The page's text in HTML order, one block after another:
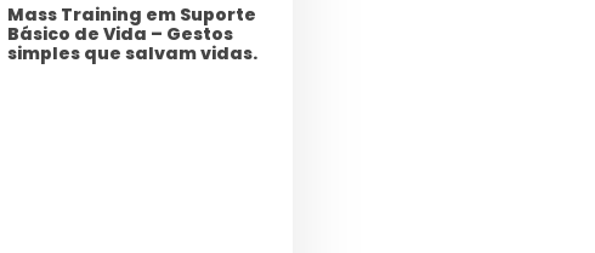
Mass Training em Suporte
Básico de Vida – Gestos
simples que salvam vidas.